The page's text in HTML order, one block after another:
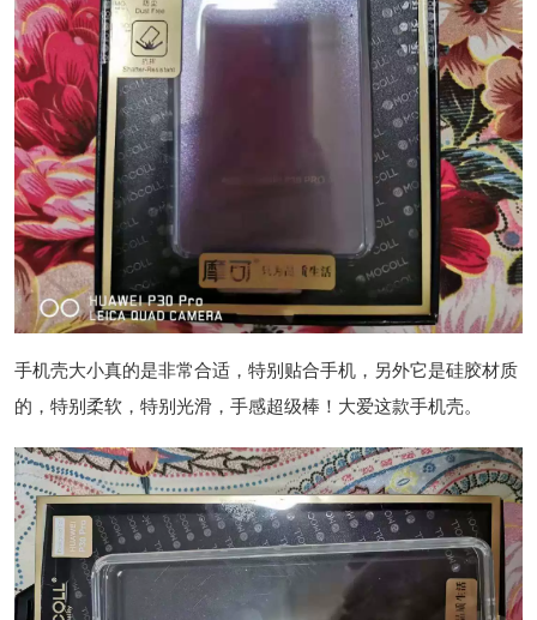
手机壳大小真的是非常合适，特别贴合手机，另外它是硅胶材质
的，特别柔软，特别光滑，手感超级棒！大爱这款手机壳。